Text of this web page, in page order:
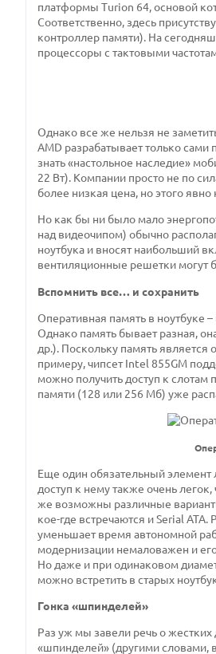
платформы Turion 64, основой
Соответственно, здесь
контроллер памяти). На
процессоры с тактовыми
Однако все же нельзя не
AMD разрабатывает только
знать «настольное наследие»
22 Вт). Компании просто не по
более низкая цена, но этого
Но как бы ни было мало
над видеочипом) обычно
ноутбука и вносят наибольший
вентиляционные решетки могут
Вспомнить все… и сохранить
Оперативная память в ноутбуке
Однако память бывает разная,
др.). Поскольку память является
примеру, чипсет Intel 855GM
можно получить доступ к
памяти (128 или 256 Мб) уже
Еще один обязательный элемент
доступ к нему также очень
же возможны различные
кое-где встречаются и Serial
уменьшает время автономной
модернизации немаловажен и
Но даже и при одинаковом
можно встретить в старых
Гонка «шпинделей»
Раз уж мы завели речь о жестких
«шпинделей» (другими словами,